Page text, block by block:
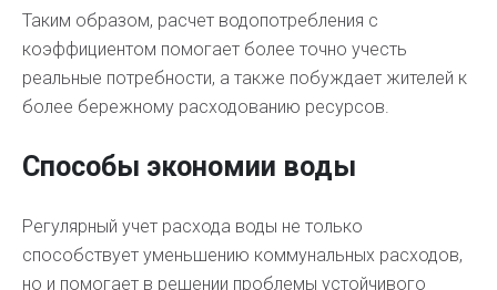
Таким образом, расчет водопотребления с
коэффициентом помогает более точно учесть
реальные потребности, а также побуждает жителей к
более бережному расходованию ресурсов.
Способы экономии воды
Регулярный учет расхода воды не только
способствует уменьшению коммунальных расходов,
но и помогает в решении проблемы устойчивого